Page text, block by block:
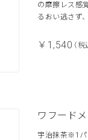
の摩擦レス感
るおい逃さず
￥1,540（税
ワフード
宇治抹茶※1パ